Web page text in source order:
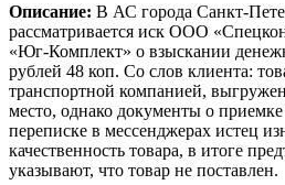
Описание: В АС города Санкт-
рассматривается иск ООО
«Юг-Комплект» о взыскании
рублей 48 коп. Со слов клиента:
транспортной компанией,
место, однако документы о
переписке в мессенджерах истец
качественность товара, в итоге
указывают, что товар не поставлен.